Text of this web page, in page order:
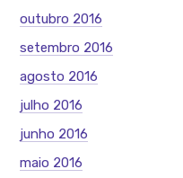
outubro 2016
setembro 2016
agosto 2016
julho 2016
junho 2016
maio 2016